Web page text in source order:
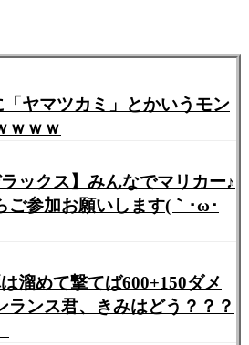
「ヤマツカミ」とかいうモン
ｗｗｗ
ックス】みんなでマリカー♪
ご参加お願いします(｀･ω･
溜めて撃てば600+150ダメ
ランス君、きみはどう？？？